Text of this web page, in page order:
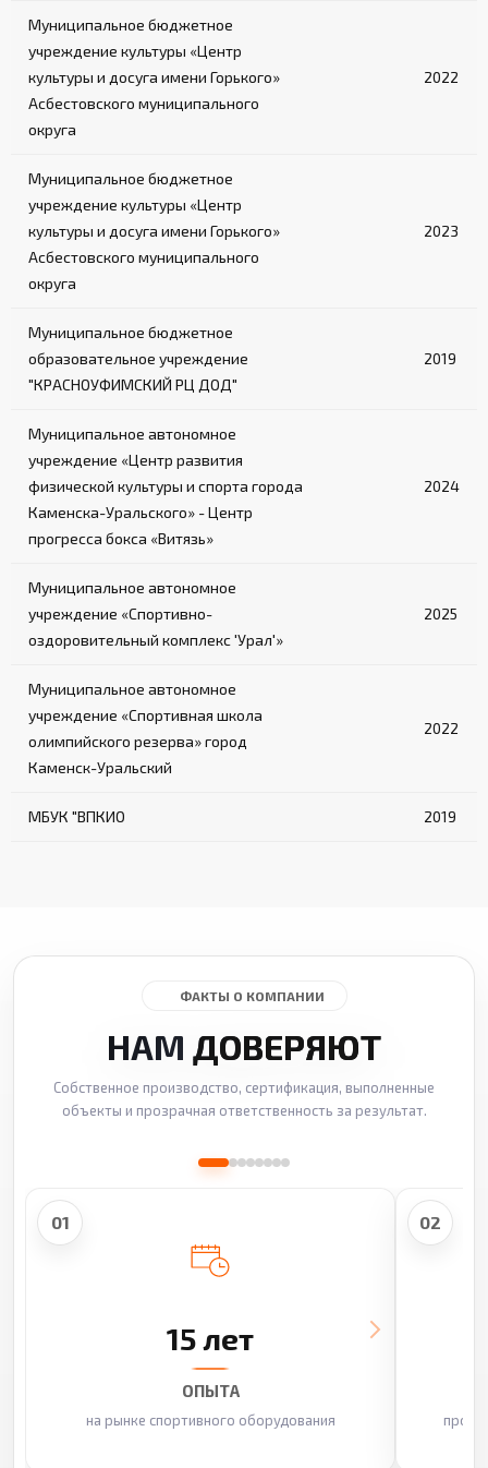
Муниципальное бюджетное
учреждение культуры «Центр
культуры и досуга имени Горького»
Асбестовского муниципального
округа
2022
Муниципальное бюджетное
учреждение культуры «Центр
культуры и досуга имени Горького»
Асбестовского муниципального
округа
2023
Муниципальное бюджетное
образовательное учреждение
"КРАСНОУФИМСКИЙ РЦ ДОД"
2019
Муниципальное автономное
учреждение «Центр развития
физической культуры и спорта города
Каменска-Уральского» - Центр
прогресса бокса «Витязь»
2024
Муниципальное автономное
учреждение «Спортивно-
оздоровительный комплекс 'Урал'»
2025
Муниципальное автономное
учреждение «Спортивная школа
олимпийского резерва» город
Каменск-Уральский
2022
МБУК "ВПКИО 2019
ФАКТЫ О КОМПАНИИ
НАМ ДОВЕРЯЮТ
Собственное производство, сертификация, выполненные
объекты и прозрачная ответственность за результат.
01
15 лет
ОПЫТА
на рынке спортивного оборудования
02